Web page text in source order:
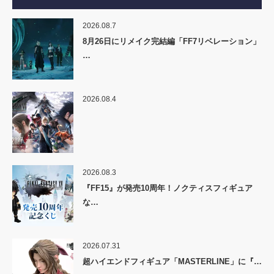
2026.08.7
8月26日にリメイク完結編「FF7リベレーション」
…
2026.08.4
2026.08.3
『FF15』が発売10周年！ノクティスフィギュア
な…
2026.07.31
超ハイエンドフィギュア「MASTERLINE」に『…